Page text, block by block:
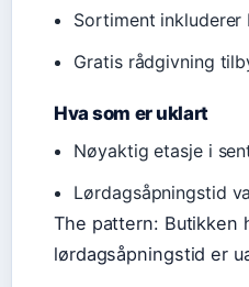
Sortiment
Gratis rådgivning
Hva som er uklart
Nøyaktig etasje i
Lørdagsåpningstid
The pattern: Butikken
lørdagsåpningstid er